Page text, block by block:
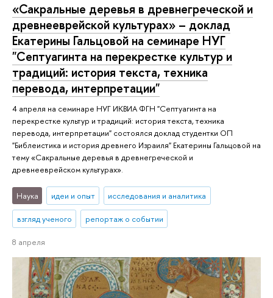
«Сакральные деревья в древнегреческой и
древнееврейской культурах» – доклад
Екатерины Гальцовой на семинаре НУГ
"Септуагинта на перекрестке культур и
традиций: история текста, техника
перевода, интерпретации"
4 апреля на семинаре НУГ ИКВИА ФГН "Септуагинта на
перекрестке культур и традиций: история текста, техника
перевода, интерпретации" состоялся доклад студентки ОП
"Библеистика и история древнего Израиля" Екатерины Гальцовой на
тему «Сакральные деревья в древнегреческой и
древнееврейском культурах».
Наука идеи и опыт исследования и аналитика
взгляд ученого репортаж о событии
8 апреля